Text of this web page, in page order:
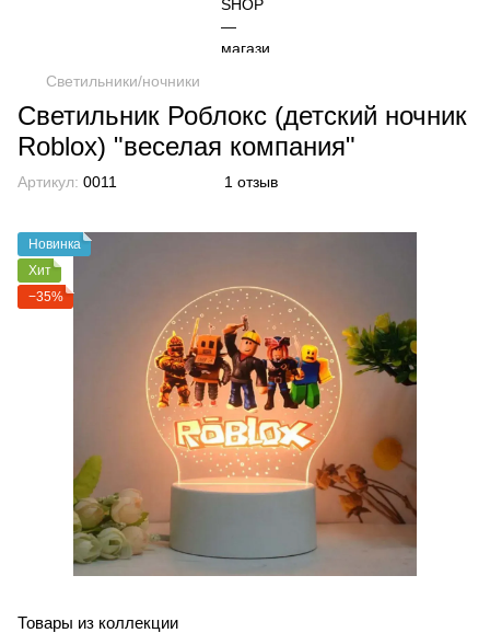
Светильники/ночники
Светильник Роблокс (детский ночник
Roblox) "веселая компания"
Артикул: 0011 1 отзыв
Новинка
Хит
−35%
Товары из коллекции